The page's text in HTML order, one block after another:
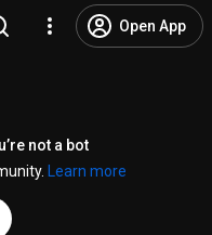
Open App
not a bot
Learn more